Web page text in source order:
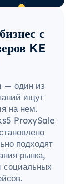
с
KE
— один из
ищут
на нем.
ProxySale
подходят
рынка,
социальных